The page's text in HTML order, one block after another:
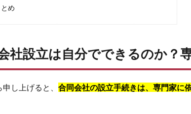
とめ
社設立は自分でできるのか？
し上げると、 合同会社の設立手続きは、専門家に